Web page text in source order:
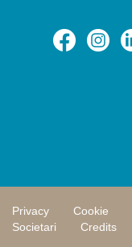
Privacy Cookie
Societari
Credits